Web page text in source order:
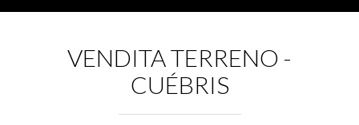
VENDITA TERRENO -
CUÉBRIS